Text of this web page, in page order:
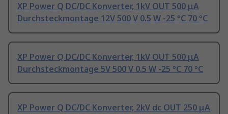
XP Power Q DC/DC Konverter, 1kV OUT 500 μA
Durchsteckmontage 12V 500 V 0.5 W -25 °C 70 °C
XP Power Q DC/DC Konverter, 1kV OUT 500 μA
Durchsteckmontage 5V 500 V 0.5 W -25 °C 70 °C
XP Power Q DC/DC Konverter, 2kV dc OUT 250 μA